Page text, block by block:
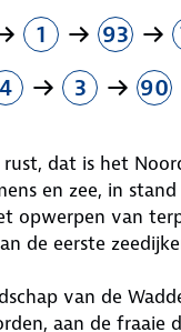
1 93
4 3 90
dat is het
en zee, in
opwerpen van
de eerste
van de
aan de fraaie